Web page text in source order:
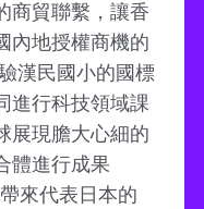
商貿聯繫，讓香
內地授權商機的
漢民國小的國標
進行科技領域課
展現膽大心細的
體進行成果
來代表日本的